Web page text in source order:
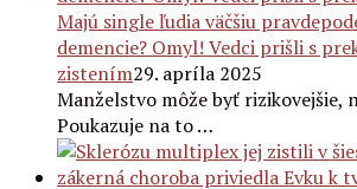
Majú single ľudia väčšiu
demencie? Omyl! Vedci prišli s
zistením29. apríla 2025
Manželstvo môže byť rizikovejšie,
Poukazuje na to …